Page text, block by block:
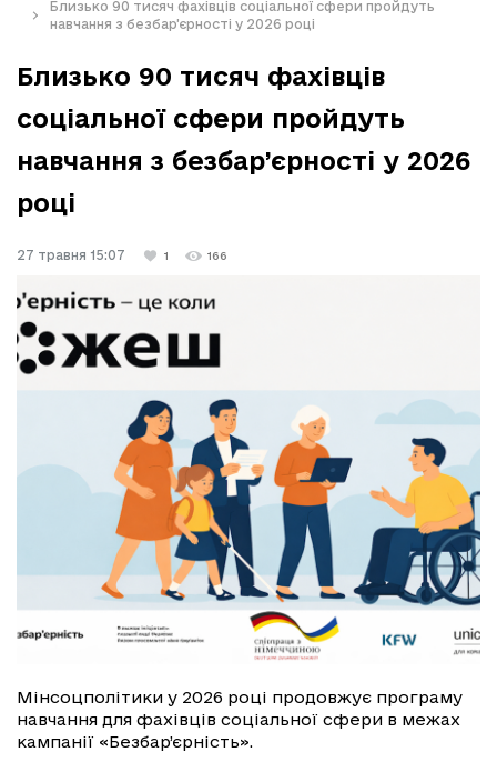
Близько 90 тисяч фахівців соціальної сфери пройдуть
навчання з безбар’єрності у 2026 році
Близько 90 тисяч фахівців
соціальної сфери пройдуть
навчання з безбар’єрності у 2026
році
27 травня 15:07 1 166
Мінсоцполітики у 2026 році продовжує програму
навчання для фахівців соціальної сфери в межах
кампанії «Безбар’єрність».